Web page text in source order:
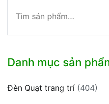
kiếm:
Danh mục sản
Đèn Quạt trang trí (404)